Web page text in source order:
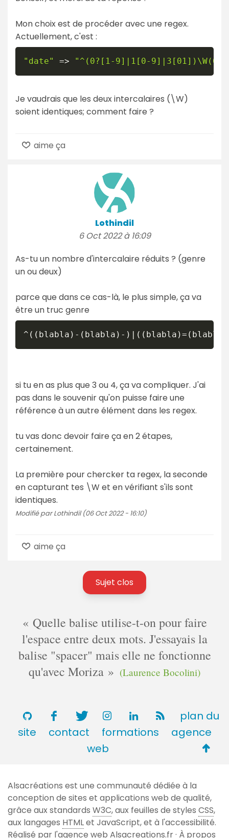
Mon choix est de procéder avec une regex.
Actuellement, c'est :
"date" => "^(0?[1-9]|1[0-
Je vaudrais que les deux intercalaires (\W)
soient identiques; comment faire ?
aime ça
Lothindil
6 Oct 2022 à 16:09
As-tu un nombre d'intercalaire réduits ? (genre
un ou deux)
parce que dans ce cas-là, le plus simple, ça va
être un truc genre
^((blabla)-(blabla)-
si tu en as plus que 3 ou 4, ça va compliquer. J'ai
pas dans le souvenir qu'on puisse faire une
référence à un autre élément dans les regex.
tu vas donc devoir faire ça en 2 étapes,
certainement.
La première pour chercker ta regex, la seconde
en capturant tes \W et en vérifiant s'ils sont
identiques.
Modifié par Lothindil (06 Oct 2022 - 16:10)
aime ça
Sujet clos
Quelle balise utilise-t-on pour faire
l'espace entre deux mots. J'essayais la
balise "spacer" mais elle ne fonctionne
qu'avec Moriza
(Laurence Bocolini)
plan du
site
contact formations
agence
web
de
page
Alsacréations est une communauté dédiée à la
conception de sites et applications web de qualité,
grâce aux standards W3C, aux feuilles de styles CSS,
aux langages HTMLet JavaScript, et à l'accessibilité.
Réalisé par l'agence web Alsacreations.fr· À propos